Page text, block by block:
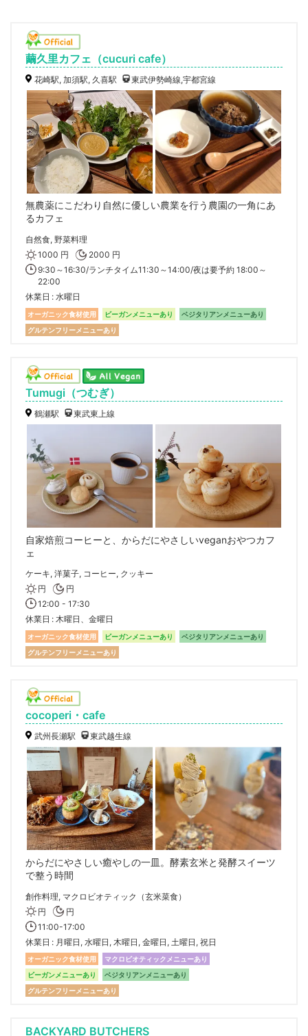
繭久里カフェ（cucuri cafe）
花崎駅, 加須駅, 久喜駅 東武伊勢崎線,宇都宮線
無農薬にこだわり自然に優しい農業を行う農園の一角にあ
るカフェ
自然食, 野菜料理
1000 円
2000 円
9:30～16:30/ランチタイム11:30～14:00/夜は要予約 18:00～
22:00
休業日
水曜日
オーガニック食材使用 ビーガンメニューあり
ベジタリアンメニューあり
グルテンフリーメニューあり
Tumugi（つむぎ）
鶴瀬駅 東武東上線
自家焙煎コーヒーと、からだにやさしいveganおやつカフ
ェ
ケーキ, 洋菓子, コーヒー, クッキー
円
円
12:00 - 17:30
休業日
木曜日、金曜日
オーガニック食材使用 ビーガンメニューあり
ベジタリアンメニューあり
グルテンフリーメニューあり
cocoperi・cafe
武州長瀬駅 東武越生線
からだにやさしい癒やしの一皿。酵素玄米と発酵スイーツ
で整う時間
創作料理, マクロビオティック（玄米菜食）
円
円
11:00-17:00
休業日
月曜日, 水曜日, 木曜日, 金曜日, 土曜日, 祝日
オーガニック食材使用
マクロビオティックメニューあり
ビーガンメニューあり
ベジタリアンメニューあり
グルテンフリーメニューあり
BACKYARD BUTCHERS